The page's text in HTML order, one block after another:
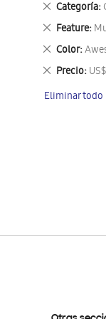
Categoría
Eliminar
este
artículo
Feature
Eliminar
este
artículo
Color
Eliminar
este
artículo
Precio
Eliminar
artículo
Eliminar todo